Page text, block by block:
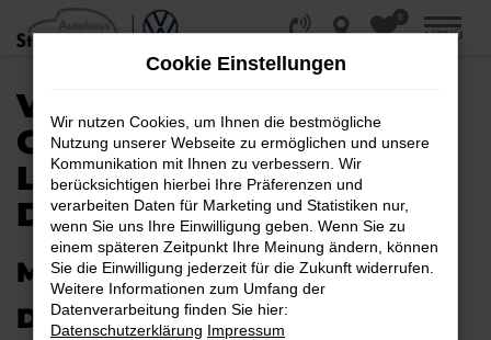
Zum
Hauptinhalt
0
MENÜ
VW ARTEON
GEBRAUCHTWAGEN |
LIEFERSERVICE NACH
DÜSSELDORF
MIT RABATT DURCH
DÜSSELDORF MIT DEM VW
Cookie Einstellungen
Wir nutzen Cookies, um Ihnen die bestmögliche
Nutzung unserer Webseite zu ermöglichen und unsere
Kommunikation mit Ihnen zu verbessern. Wir
berücksichtigen hierbei Ihre Präferenzen und
verarbeiten Daten für Marketing und Statistiken nur,
wenn Sie uns Ihre Einwilligung geben. Wenn Sie zu
einem späteren Zeitpunkt Ihre Meinung ändern, können
Sie die Einwilligung jederzeit für die Zukunft widerrufen.
Weitere Informationen zum Umfang der
Datenverarbeitung finden Sie hier:
Datenschutzerklärung Impressum